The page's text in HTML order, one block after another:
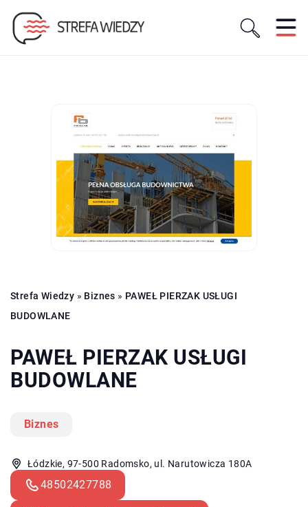
Strefa Wiedzy » Biznes » PAWEŁ PIERZAK USŁUGI
BUDOWLANE
PAWEŁ PIERZAK USŁUGI
BUDOWLANE
Biznes
Łódzkie, 97-500 Radomsko, ul. Narutowicza 180A
48502427788